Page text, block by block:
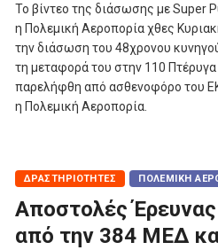
Το βίντεο της διάσωσης με Super
η Πολεμική Αεροπορία χθες
την διάσωση του 48χρονου
τη μεταφορά του στην 110
παρελήφθη από ασθενοφόρο του
η Πολεμική Αεροπορία.
ΔΡΑΣΤΗΡΙΌΤΗΤΕΣ ΠΟΛΕΜΙΚΉ
Αποστολές
από την 384 ΜΕΔ